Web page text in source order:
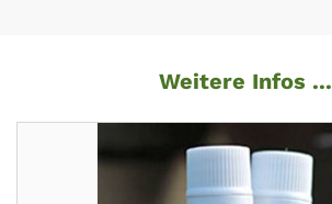
Weitere Infos ...